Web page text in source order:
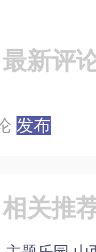
最新评
发布
相关推